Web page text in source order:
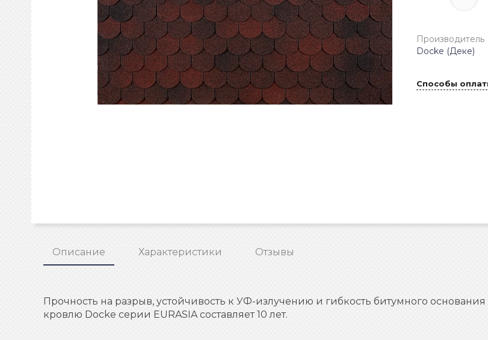
Производитель
Docke (Деке)
Способы
Описание Характеристики Отзывы
Прочность на разрыв, устойчивость к УФ-излучению и гибкость битумного основания
кровлю Docke серии EURASIA составляет 10 лет.